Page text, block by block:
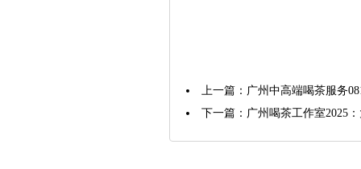
上一篇： 广州中高端喝茶服务
下一篇： 广州喝茶工作室2025